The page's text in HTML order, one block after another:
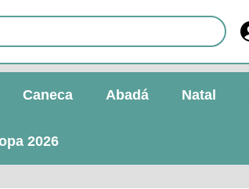
Caneca Abadá Natal
2026